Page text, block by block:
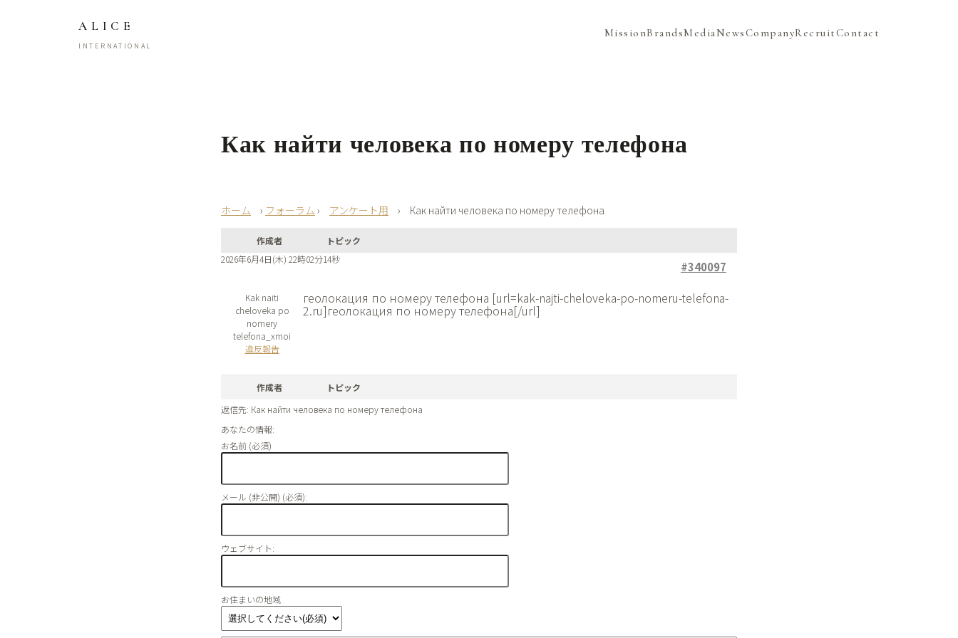
ALICE
INTERNATIONAL
MissionBrandsMediaNewsCompanyRecruitContact
Как найти человека по номеру телефона
› フォーラム › アンケート用 › Как найти человека по номеру телефона
作成者
トピック
2026年6月4日(木) 22時02分14秒
#340097
Kak naiti
cheloveka po
nomery
telefona_xmoi
違反報告
геолокация по номеру телефона [url=kak-najti-cheloveka-po-nomeru-telefona-
2.ru]геолокация по номеру телефона[/url]
作成者
トピック
返信先: Как найти человека по номеру телефона
あなたの情報:
お名前 (必須)
メール (非公開) (必須):
ウェブサイト:
お住まいの地域